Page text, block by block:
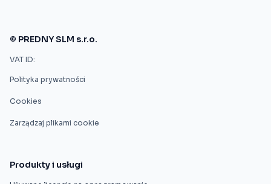
© PREDNY SLM s.r.o.
VAT ID:
Polityka prywatności
Cookies
Zarządzaj plikami cookie
Produkty i usługi